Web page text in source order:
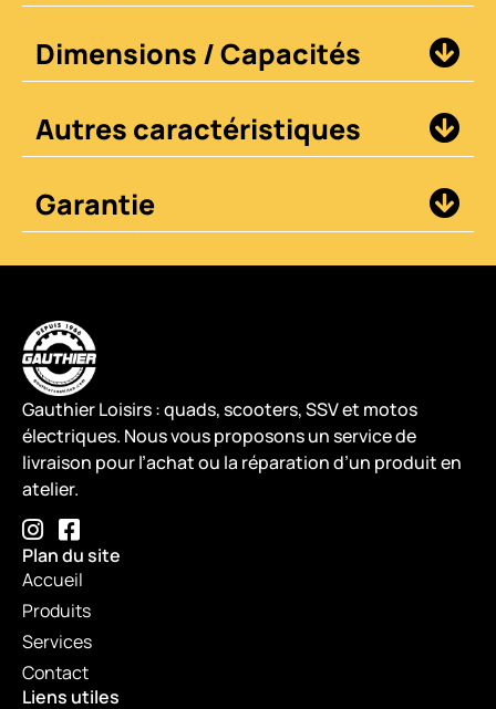
Dimensions / Capacités
Autres caractéristiques
Garantie
Gauthier Loisirs : quads, scooters, SSV et motos
électriques. Nous vous proposons un service de
livraison pour l’achat ou la réparation d’un produit en
atelier.
Plan du site
Accueil
Produits
Services
Contact
Liens utiles